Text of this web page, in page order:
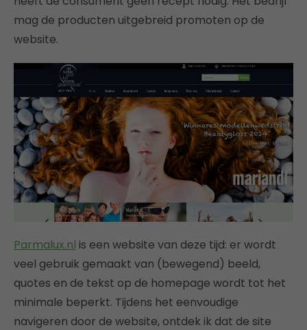
mag de producten uitgebreid promoten op de
website.
Parmalux.nl is een website van deze tijd: er wordt
veel gebruik gemaakt van (bewegend) beeld,
quotes en de tekst op de homepage wordt tot het
minimale beperkt. Tijdens het eenvoudige
navigeren door de website, ontdek ik dat de site